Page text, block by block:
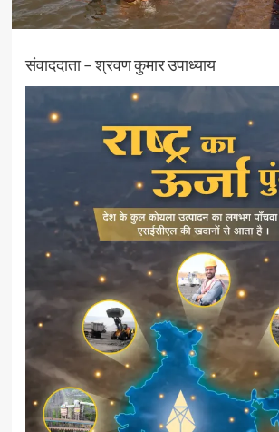
संवाददाता – श्रवण कुमार उपाध्याय